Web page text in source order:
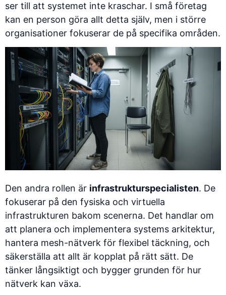
ser till att systemet inte kraschar. I små företag
kan en person göra allt detta själv, men i större
organisationer fokuserar de på specifika områden.
Den andra rollen är infrastrukturspecialisten. De
fokuserar på den fysiska och virtuella
infrastrukturen bakom scenerna. Det handlar om
att planera och implementera systems arkitektur,
hantera mesh-nätverk för flexibel täckning, och
säkerställa att allt är kopplat på rätt sätt. De
tänker långsiktigt och bygger grunden för hur
nätverk kan växa.